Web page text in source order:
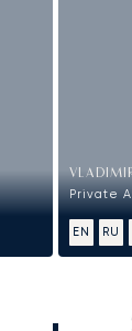
Private
EN RU